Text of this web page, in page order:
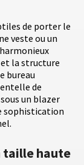
de porter le
veste ou un
la structure
bureau
de
un blazer
sophistication
taille haute